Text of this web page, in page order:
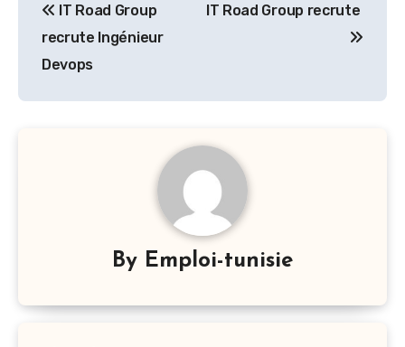
de
l’article
IT Road Group
recrute Ingénieur
Devops
IT Road Group recrute
By Emploi-tunisie